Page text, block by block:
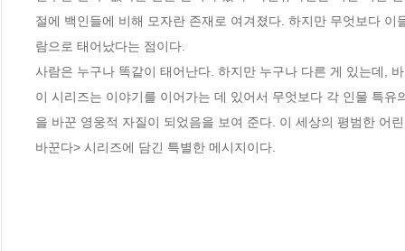
절에 백인들에 비해 모자란 존재로 여겨졌다. 하지만 무엇보다
람으로 태어났다는 점이다.
사람은 누구나 똑같이 태어난다. 하지만 누구나 다른 게 있는데,
이 시리즈는 이야기를 이어가는 데 있어서 무엇보다 각 인물 특
을 바꾼 영웅적 자질이 되었음을 보여 준다. 이 세상의 평범한 어
바꾼다> 시리즈에 담긴 특별한 메시지이다.